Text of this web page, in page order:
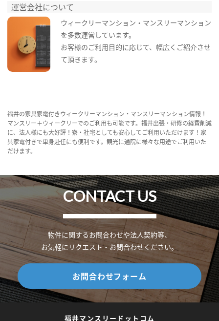
運営会社について
ウィークリーマンション・マンスリーマンション
を多数運営しています。
お客様のご利用目的に応じて、幅広くご紹介させ
て頂きます。
福井の家具家電付きウィークリーマンション・マンスリーマンション情報！
マンスリー＋ウィークリーでのご利用も可能です。福井出張・研修の経費削減
に、法人様にも大好評！寮・社宅としても安心してご利用いただけます！家
具家電付きで単身赴任にも便利です。観光に通院に様々な用途でご利用いた
だけます。
CONTACT US
物件に関するお問合わせや法人契約等、
お気軽にリクエスト・お問合わせください。
お問合わせフォーム
福井マンスリードットコム